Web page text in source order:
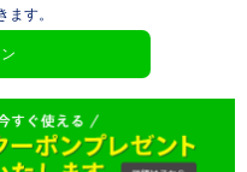
す。